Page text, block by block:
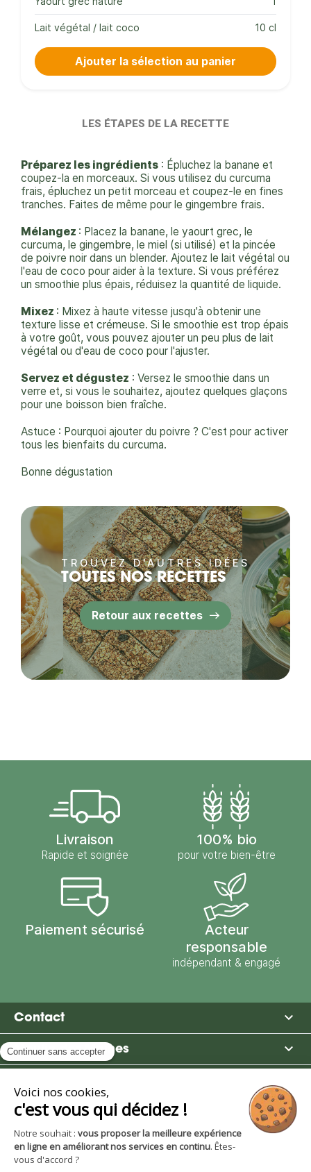
Lait végétal / lait coco 10 cl
Ajouter la sélection au panier
LES ÉTAPES DE LA RECETTE
Préparez les ingrédients : Épluchez la banane et
coupez-la en morceaux. Si vous utilisez du curcuma
frais, épluchez un petit morceau et coupez-le en fines
tranches. Faites de même pour le gingembre frais.
Mélangez : Placez la banane, le yaourt grec, le
curcuma, le gingembre, le miel (si utilisé) et la pincée
de poivre noir dans un blender. Ajoutez le lait végétal ou
l'eau de coco pour aider à la texture. Si vous préférez
un smoothie plus épais, réduisez la quantité de liquide.
Mixez : Mixez à haute vitesse jusqu'à obtenir une
texture lisse et crémeuse. Si le smoothie est trop épais
à votre goût, vous pouvez ajouter un peu plus de lait
végétal ou d'eau de coco pour l'ajuster.
Servez et dégustez : Versez le smoothie dans un
verre et, si vous le souhaitez, ajoutez quelques glaçons
pour une boisson bien fraîche.
Astuce : Pourquoi ajouter du poivre ? C'est pour activer
tous les bienfaits du curcuma.
Bonne dégustation
TROUVEZ D'AUTRES IDÉES
TOUTES NOS RECETTES
Retour aux recettes
Livraison
Rapide et soignée
100% bio
pour votre bien-être
Paiement sécurisé
Acteur
responsable
indépendant & engagé
Contact 
Moulin des Moines 
Avantages et services 